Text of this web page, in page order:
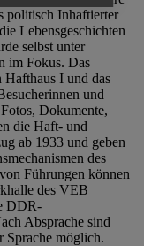
politisch Inhaftierter
Lebensgeschichten
selbst unter
im Fokus. Das
Hafthaus I und das
und
Dokumente,
die Haft- und
ab 1933 und geben
des
Führungen können
des VEB
DDR-
Absprache sind
Sprache möglich.